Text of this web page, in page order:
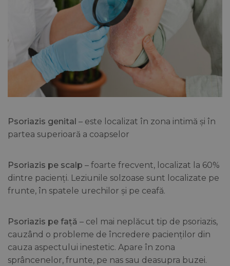
Psoriazis genital – este localizat în zona intimă și în
partea superioară a coapselor
Psoriazis pe scalp – foarte frecvent, localizat la 60%
dintre pacienți. Leziunile solzoase sunt localizate pe
frunte, în spatele urechilor și pe ceafă.
Psoriazis pe față – cel mai neplăcut tip de psoriazis,
cauzând o probleme de încredere pacienților din
cauza aspectului inestetic. Apare în zona
sprâncenelor, frunte, pe nas sau deasupra buzei.